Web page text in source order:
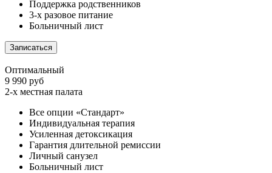
Поддержка родственников
3-х разовое питание
Больничный лист
Записаться
Оптимальный
9 990 руб
2-х местная палата
Все опции «Стандарт»
Индивидуальная терапия
Усиленная детоксикация
Гарантия длительной ремиссии
Личный санузел
Больничный лист